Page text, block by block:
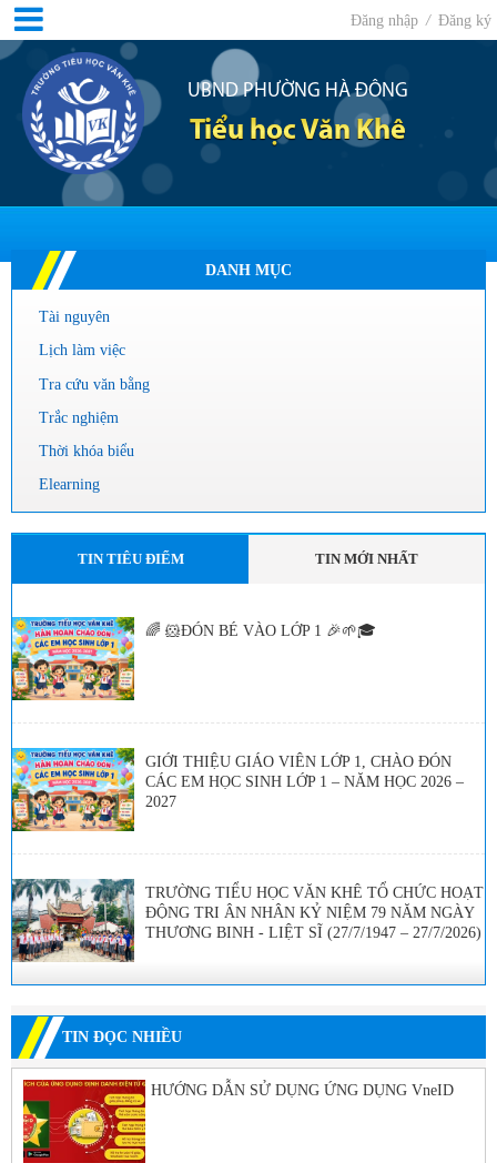
UBND PHƯỜNG HÀ ĐÔNG
Tiểu học Văn Khê
Đăng nhập / Đăng ký
DANH MỤC
Tài nguyên
Lịch làm việc
Tra cứu văn bằng
Trắc nghiệm
Thời khóa biểu
Elearning
TIN TIÊU ĐIỂM TIN MỚI NHẤT
🌈 🐹ĐÓN BÉ VÀO LỚP 1 🎉🌱🎓
GIỚI THIỆU GIÁO VIÊN LỚP 1, CHÀO ĐÓN
CÁC EM HỌC SINH LỚP 1 – NĂM HỌC 2026 –
2027
TRƯỜNG TIỂU HỌC VĂN KHÊ TỔ CHỨC HOẠT
ĐỘNG TRI ÂN NHÂN KỶ NIỆM 79 NĂM NGÀY
THƯƠNG BINH - LIỆT SĨ (27/7/1947 – 27/7/2026)
TIN ĐỌC NHIỀU
HƯỚNG DẪN SỬ DỤNG ỨNG DỤNG VneID